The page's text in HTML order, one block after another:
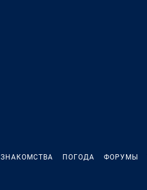
ЗНАКОМСТВА ПОГОДА ФОРУМЫ